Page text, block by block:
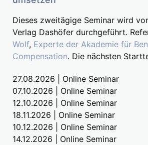
Dieses zweitägige Seminar wird
Verlag Dashöfer durchgeführt.
Wolf, Experte der Akademie für
Compensation. Die nächsten
27.08.2026 | Online Seminar
07.10.2026 | Online Seminar
12.10.2026 | Online Seminar
18.11.2026 | Online Seminar
10.12.2026 | Online Seminar
14.12.2026 | Online Seminar